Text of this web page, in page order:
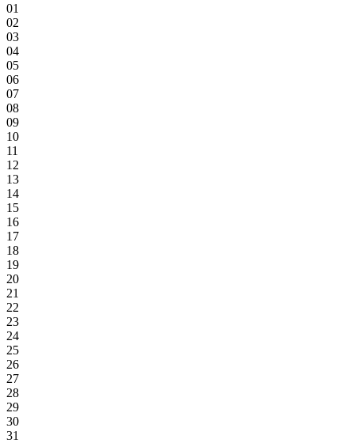
01
02
03
04
05
06
07
08
09
10
11
12
13
14
15
16
17
18
19
20
21
22
23
24
25
26
27
28
29
30
31